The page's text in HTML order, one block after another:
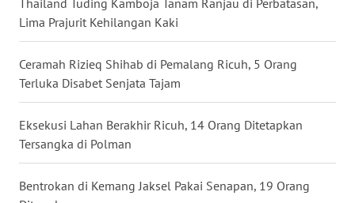
Thailand Tuding Kamboja Tanam Ranjau di Perbatasan,
Lima Prajurit Kehilangan Kaki
Ceramah Rizieq Shihab di Pemalang Ricuh, 5 Orang
Terluka Disabet Senjata Tajam
Eksekusi Lahan Berakhir Ricuh, 14 Orang Ditetapkan
Tersangka di Polman
Bentrokan di Kemang Jaksel Pakai Senapan, 19 Orang
WN
WN
JATIM
WN